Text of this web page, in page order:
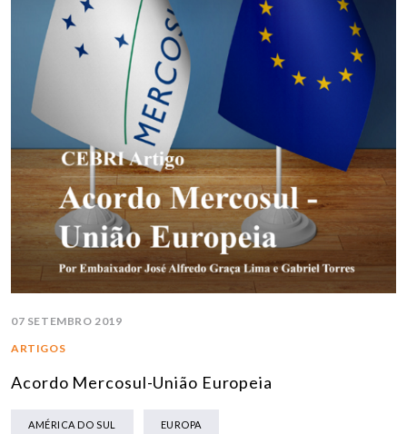
07 SETEMBRO 2019
ARTIGOS
Acordo Mercosul-União Europeia
AMÉRICA DO SUL EUROPA